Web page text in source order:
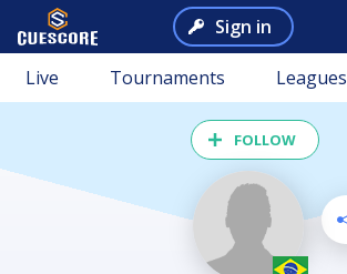
Sign in
Live Tournaments Leagues
FOLLOW